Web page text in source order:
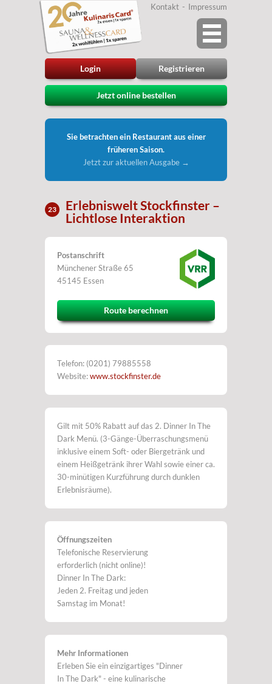
Login Registrieren
Kontakt Impressum
Jetzt online bestellen
Sie betrachten ein Restaurant aus einer
früheren Saison.
Jetzt zur aktuellen Ausgabe →
23
Erlebniswelt Stockfinster –
Lichtlose Interaktion
Postanschrift
Münchener Straße 65
45145 Essen
Route berechnen
Telefon: (0201) 79885558
Website:www.stockfinster.de
Gilt mit 50% Rabatt auf das 2. Dinner In The
Dark Menü. (3-Gänge-Überraschungsmenü
inklusive einem Soft- oder Biergetränk und
einem Heißgetränk ihrer Wahl sowie einer ca.
30-minütigen Kurzführung durch dunklen
Erlebnisräume).
Öffnungszeiten
Telefonische Reservierung
erforderlich (nicht online)!
Dinner In The Dark:
Jeden 2. Freitag und jeden
Samstag im Monat!
Mehr Informationen
Erleben Sie ein einzigartiges "Dinner
In The Dark" - eine kulinarische